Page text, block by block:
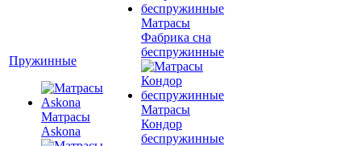
Пружинные
Матрасы
Askona
Матрасы
Фабрика сна
беспружинные
Матрасы
Кондор
беспружинные